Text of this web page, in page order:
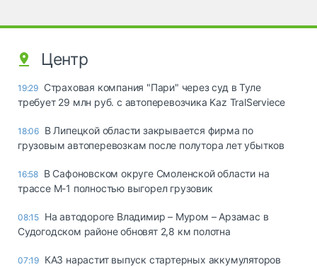
Центр
19:29 Страховая компания "Пари" через суд в Туле
требует 29 млн руб. с автоперевозчика Kaz TralServiece
18:06 В Липецкой области закрывается фирма по
грузовым автоперевозкам после полутора лет убытков
16:58 В Сафоновском округе Смоленской области на
трассе М-1 полностью выгорел грузовик
08:15 На автодороге Владимир – Муром – Арзамас в
Судогодском районе обновят 2,8 км полотна
07:19 КАЗ нарастит выпуск стартерных аккумуляторов